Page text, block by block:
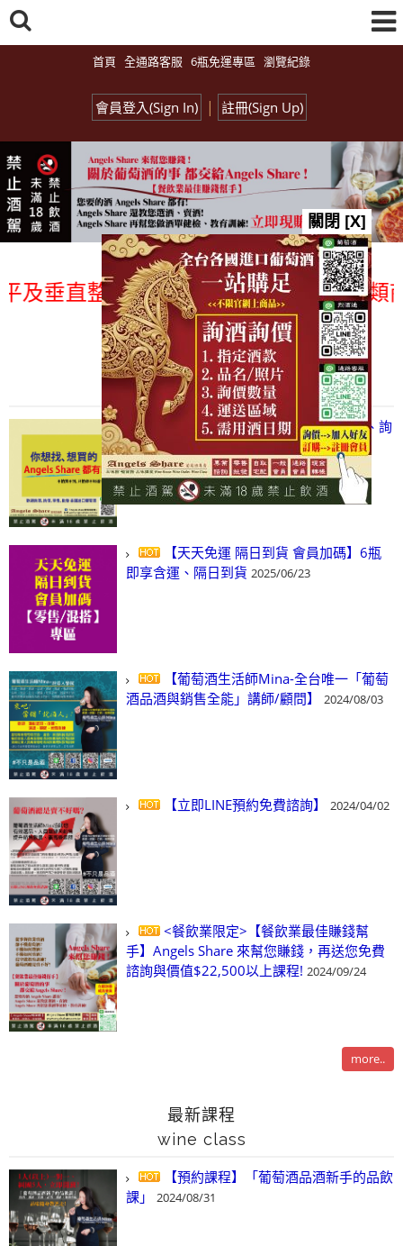
首頁 全通路客服 6瓶免運專區 瀏覽紀錄
會員登入(Sign In) | 註冊(Sign Up)
垂直整合、一次購足」各國進口酒類
總覽-促銷&活動
all events
【凡酒問Angels Share】線上選酒、詢
(尋)酒、詢價、零售、批發，看這裡!
2024/03/01
【天天免運 隔日到貨 會員加碼】6瓶
即享含運、隔日到貨 2025/06/23
【葡萄酒生活師Mina-全台唯一「葡萄
酒品酒與銷售全能」講師/顧問】
2024/08/03
【立即LINE預約免費諮詢】 2024/04/02
<餐飲業限定>【餐飲業最佳賺錢幫
手】Angels Share 來幫您賺錢，再送您免費
諮詢與價值$22,500以上課程! 2024/09/24
more..
最新課程
wine class
【預約課程】「葡萄酒品酒新手的品飲
課」
2024/08/31
關閉 [X]